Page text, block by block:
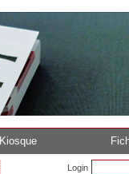
Kiosque
Login